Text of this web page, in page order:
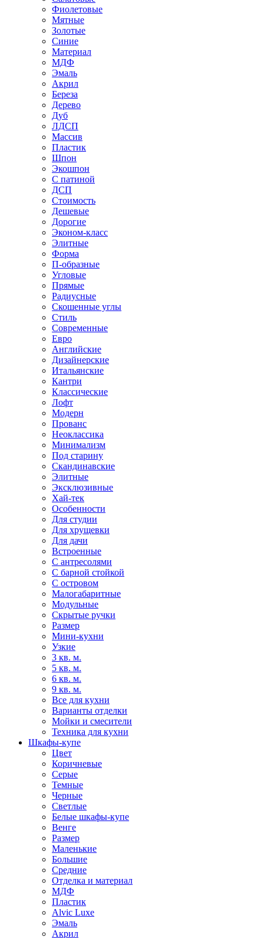
Фиолетовые
Мятные
Золотые
Синие
Материал
МДФ
Эмаль
Акрил
Береза
Дерево
Дуб
ЛДСП
Массив
Пластик
Шпон
Экошпон
С патиной
ДСП
Стоимость
Дешевые
Дорогие
Эконом-класс
Элитные
Форма
П-образные
Угловые
Прямые
Радиусные
Скошенные углы
Стиль
Современные
Евро
Английские
Дизайнерские
Итальянские
Кантри
Классические
Лофт
Модерн
Прованс
Неоклассика
Минимализм
Под старину
Скандинавские
Элитные
Эксклюзивные
Хай-тек
Особенности
Для студии
Для хрущевки
Для дачи
Встроенные
С антресолями
С барной стойкой
С островом
Малогабаритные
Модульные
Скрытые ручки
Размер
Мини-кухни
Узкие
3 кв. м.
5 кв. м.
6 кв. м.
9 кв. м.
Все для кухни
Варианты отделки
Мойки и смесители
Техника для кухни
Шкафы-купе
Цвет
Коричневые
Серые
Темные
Черные
Светлые
Белые шкафы-купе
Венге
Размер
Маленькие
Большие
Средние
Отделка и материал
МДФ
Пластик
Alvic Luxe
Эмаль
Акрил